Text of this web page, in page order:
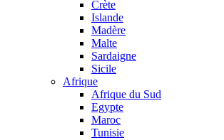
Crète
Islande
Madère
Malte
Sardaigne
Sicile
Afrique
Afrique du Sud
Egypte
Maroc
Tunisie